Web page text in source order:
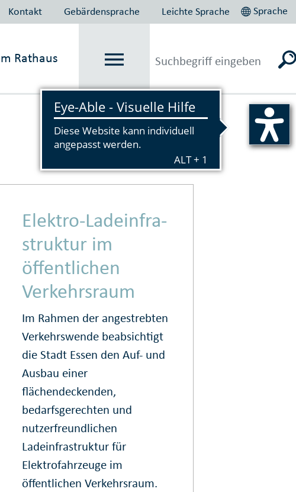
Kontakt Gebärdensprache Leichte Sprache Sprache
Rathaus
Vorlesen
Elektro-Lade­infra­
struktur im
öffentlichen
Verkehrsraum
Im Rahmen der angestrebten
Verkehrswende beabsichtigt
die Stadt Essen den Auf- und
Ausbau einer
flächendeckenden,
bedarfsgerechten und
nutzerfreundlichen
Ladeinfrastruktur für
Elektrofahrzeuge im
öffentlichen Verkehrsraum.